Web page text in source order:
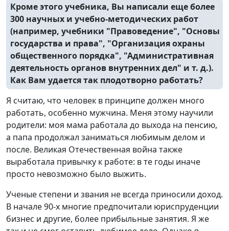
Кроме этого учебника, Вы написали еще более
300 научных и учебно-методических работ
(например, учебники "Правоведение", "Основы
государства и права", "Организация охраны
общественного порядка", "Административная
деятельность органов внутренних дел" и т. д.).
Как Вам удается так плодотворно работать?
Я считаю, что человек в принципе должен много
работать, особенно мужчина. Меня этому научили
родители: моя мама работала до выхода на пенсию,
а папа продолжал заниматься любимым делом и
после. Великая Отечественная война также
выработала привычку к работе: в те годы иначе
просто невозможно было выжить.
Ученые степени и звания не всегда приносили доход.
В начале 90-х многие предпочитали юриспруденции
бизнес и другие, более прибыльные занятия. Я же